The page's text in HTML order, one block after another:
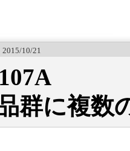
10/21
群に複数